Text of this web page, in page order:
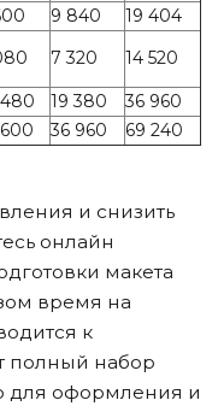
9 840
19 404
7 320
14 520
19 380
36 960
36 960 69 240
и снизить
онлайн
макета
время на
к
полный набор
для оформления и